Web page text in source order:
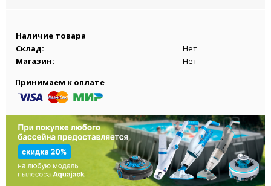
Наличие товара
Склад:
Нет
Магазин:
Нет
Принимаем к оплате